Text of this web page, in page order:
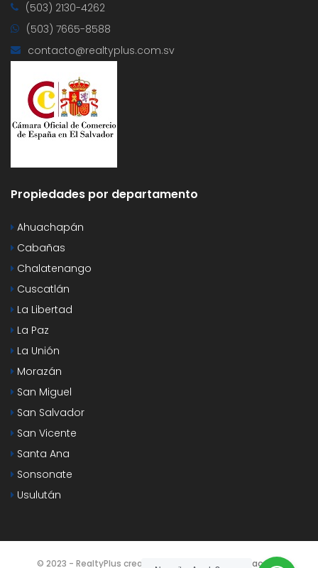
(503) 2130-4262
(503) 7665-8588
contacto@realtyplus.com.sv
Propiedades por departamento
Ahuachapán
Cabañas
Chalatenango
Cuscatlán
La Libertad
La Paz
La Unión
Morazán
San Miguel
San Salvador
San Vicente
Santa Ana
Sonsonate
Usulután
© 2023 - RealtyPlus creado por Agencia SEO y Redacción